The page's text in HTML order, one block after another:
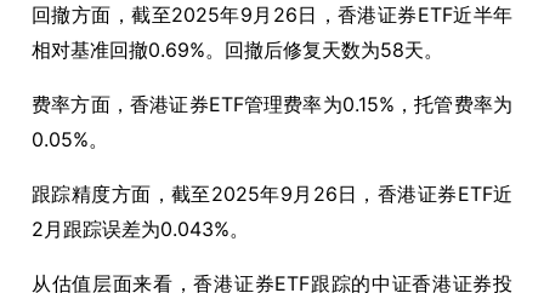
回撤方面，截至2025年9月26日，香港证券ETF近半年
相对基准回撤0.69%。回撤后修复天数为58天。
费率方面，香港证券ETF管理费率为0.15%，托管费率为
0.05%。
跟踪精度方面，截至2025年9月26日，香港证券ETF近
2月跟踪误差为0.043%。
从估值层面来看，香港证券ETF跟踪的中证香港证券投